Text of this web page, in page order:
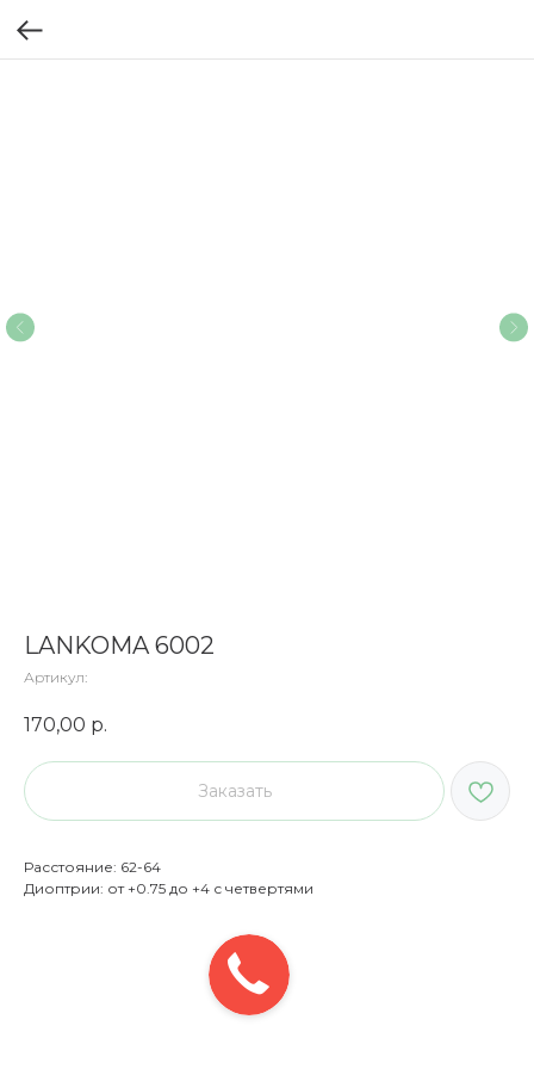
LANKOMA 6002
Артикул:
170,00 р.
Заказать
Расстояние: 62-64
Диоптрии: от +0.75 до +4 с четвертями